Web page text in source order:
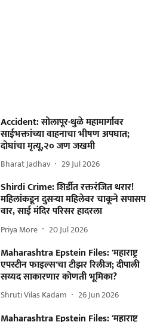
Accident: सोलापूर-धुळे महामार्गावर
साईभक्तांच्या वाहनाचा भीषण अपघात;
दोघांचा मृत्यू,२० जण जखमी
Bharat Jadhav 29 Jul 2026
Shirdi Crime: शिर्डीत रक्तरंजित थरार!
महिलांकडून दुसऱ्या महिलेवर चाकूने सपासप
वार, साई मंदिर परिसर हादरला
Priya More 20 Jul 2026
Maharashtra Epstein Files: 'महाराष्ट्र
एपस्टीन फाइल्स'चा टीझर रिलीज; दीपाली
सय्यद साकारणार कोणती भूमिका?
Shruti Vilas Kadam 26 Jun 2026
Maharashtra Epstein Files: 'महाराष्ट्र